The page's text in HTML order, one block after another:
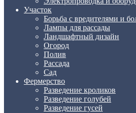
Участок
Борьба с вредителями и
Лампы для рассады
Ландшафтный дизайн
Огород
Полив
Рассада
Сад
Фермерство
Разведение кроликов
Разведение голубей
Разведение гусей